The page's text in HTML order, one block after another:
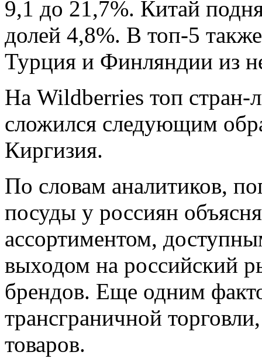
9,1 до 21,7%. Китай
долей 4,8%. В топ-5
Турция и Финляндии из
На Wildberries топ
сложился следующим
Киргизия.
По словам аналитиков,
посуды у россиян
ассортиментом,
выходом на российский
брендов. Еще одним
трансграничной
товаров.